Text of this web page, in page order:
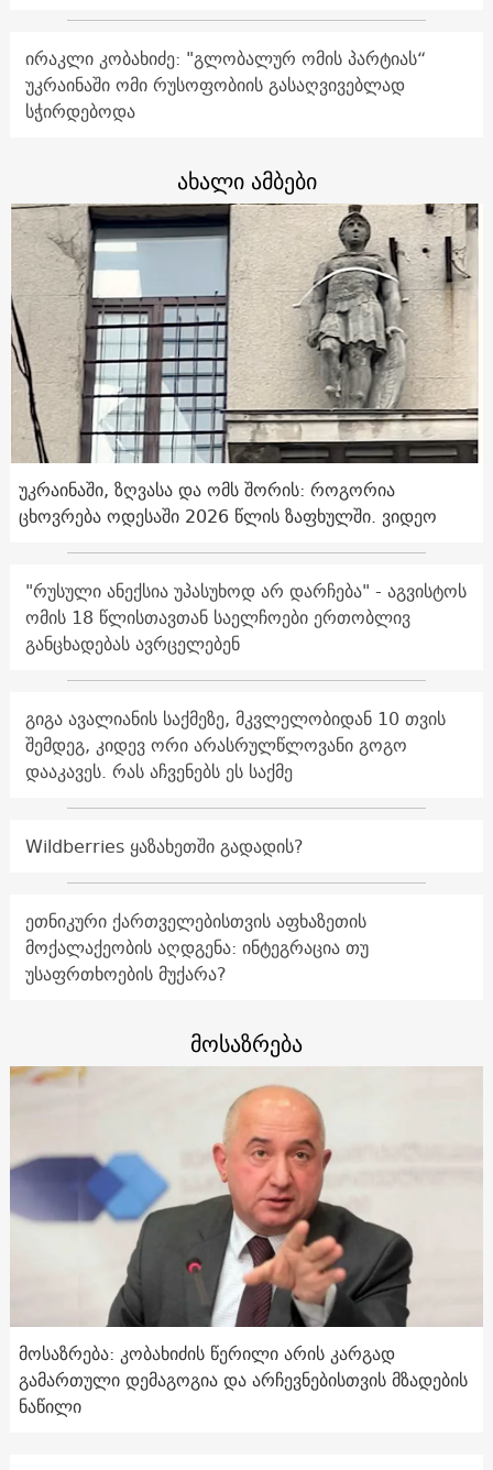
ირაკლი კობახიძე: "გლობალურ ომის პარტიას“
უკრაინაში ომი რუსოფობიის გასაღვივებლად
სჭირდებოდა
ახალი ამბები
უკრაინაში, ზღვასა და ომს შორის: როგორია
ცხოვრება ოდესაში 2026 წლის ზაფხულში. ვიდეო
"რუსული ანექსია უპასუხოდ არ დარჩება" - აგვისტოს
ომის 18 წლისთავთან საელჩოები ერთობლივ
განცხადებას ავრცელებენ
გიგა ავალიანის საქმეზე, მკვლელობიდან 10 თვის
შემდეგ, კიდევ ორი არასრულწლოვანი გოგო
დააკავეს. რას აჩვენებს ეს საქმე
Wildberries ყაზახეთში გადადის?
ეთნიკური ქართველებისთვის აფხაზეთის
მოქალაქეობის აღდგენა: ინტეგრაცია თუ
უსაფრთხოების მუქარა?
მოსაზრება
მოსაზრება: კობახიძის წერილი არის კარგად
გამართული დემაგოგია და არჩევნებისთვის მზადების
ნაწილი